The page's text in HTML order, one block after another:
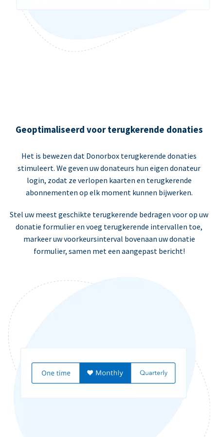
Geoptimaliseerd voor terugkerende donaties
Het is bewezen dat Donorbox terugkerende donaties
stimuleert. We geven uw donateurs hun eigen donateur
login, zodat ze verlopen kaarten en terugkerende
abonnementen op elk moment kunnen bijwerken.
Stel uw meest geschikte terugkerende bedragen voor op uw
donatie formulier en voeg terugkerende intervallen toe,
markeer uw voorkeursinterval bovenaan uw donatie
formulier, samen met een aangepast bericht!